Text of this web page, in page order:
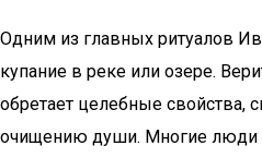
Одним из главных ритуалов
купание в реке или озере.
обретает целебные свойства,
очищению души. Многие люди